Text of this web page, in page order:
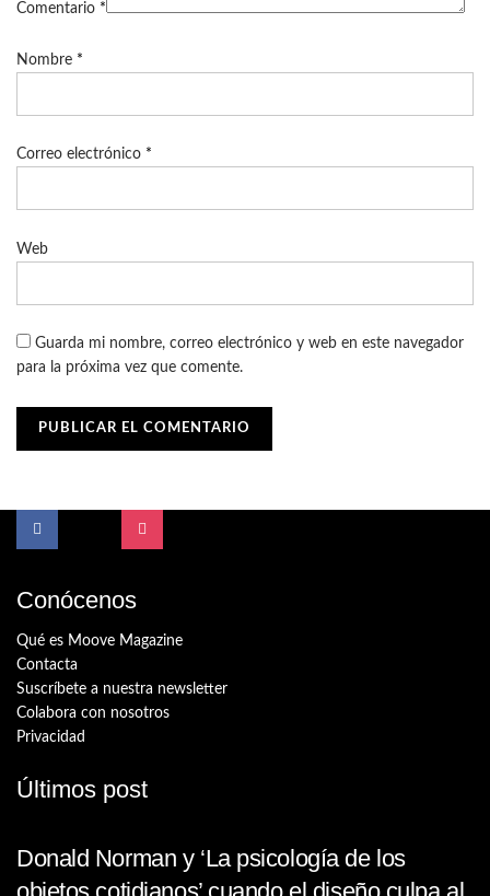
Comentario *
Nombre *
Correo electrónico *
Web
Guarda mi nombre, correo electrónico y web en este navegador
para la próxima vez que comente.
Conócenos
Qué es Moove Magazine
Contacta
Suscríbete a nuestra newsletter
Colabora con nosotros
Privacidad
Últimos post
Donald Norman y ‘La psicología de los